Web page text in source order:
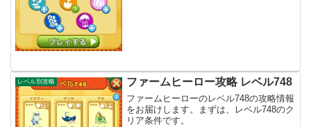
レベル別攻略 ファームヒーロー攻略 レベル748
ファームヒーローのレベル748の攻略情報
をお届けします。まずは、レベル748のク
リア条件です。